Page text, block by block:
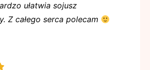
ułatwia sojusz
Z całego serca polecam